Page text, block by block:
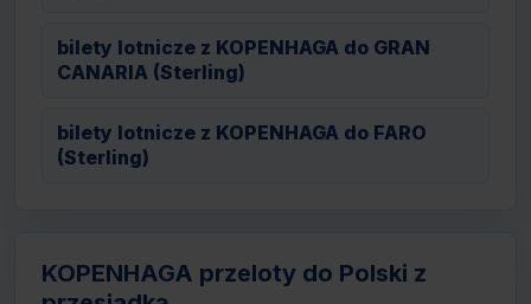
bilety lotnicze z KOPENHAGA do GRAN
CANARIA (Sterling)
bilety lotnicze z KOPENHAGA do FARO
(Sterling)
KOPENHAGA przeloty do Polski z